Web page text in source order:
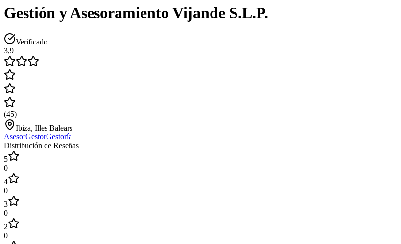
Gestión y Asesoramiento Vijande S.L.P.
Verificado
3,9
(45)
Ibiza, Illes Balears
AsesorGestorGestoría
Distribución de Reseñas
5
0
4
0
3
0
2
0